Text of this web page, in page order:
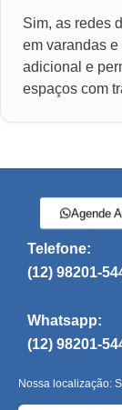
Sim, as redes
em varandas
adicional e
espaços com
Agende
Telefone:
(12) 98201-
Whatsapp:
(12) 98201-
Nossa localização: